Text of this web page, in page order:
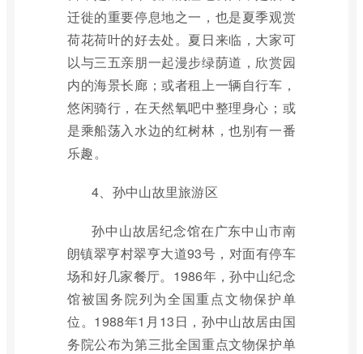
迁徙的重要停息地之一，也是夏季观赏
荷花荷叶的好去处。夏日来临，大家可
以与三五亲朋一起漫步绿荫道，欣赏园
内的海景长廊；或者租上一辆自行车，
悠闲骑行，在天然氧吧中整理身心；或
是乘船荡入水边的红树林，也别有一番
乐趣。
4、孙中山故里旅游区
孙中山故居纪念馆在广东中山市南
朗镇翠亨村翠亨大道93号，对面有停车
场和好几家餐厅。1986年，孙中山纪念
馆被国务院列为全国重点文物保护单
位。1988年1月13日，孙中山故居由国
务院公布为第三批全国重点文物保护单